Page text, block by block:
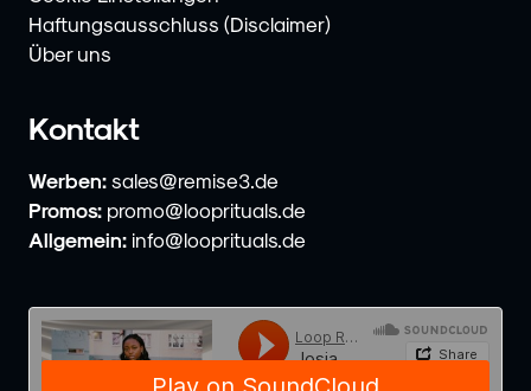
Haftungsausschluss (Disclaimer)
Über uns
Kontakt
Werben: sales@remise3.de
Promos: promo@looprituals.de
Allgemein: info@looprituals.de